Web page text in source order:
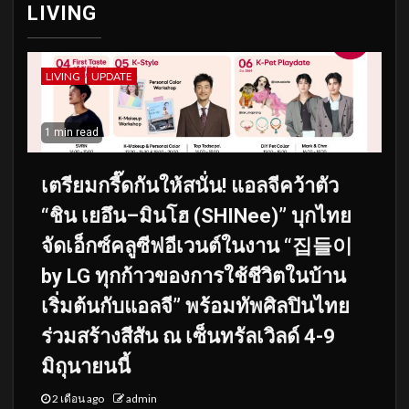
LIVING
LIVING UPDATE
1 min read
เตรียมกรี๊ดกันให้สนั่น! แอลจีคว้าตัว
“ชิน เยอึน–มินโฮ (SHINee)” บุกไทย
จัดเอ็กซ์คลูซีฟอีเวนต์ในงาน “집들이
by LG ทุกก้าวของการใช้ชีวิตในบ้าน
เริ่มต้นกับแอลจี” พร้อมทัพศิลปินไทย
ร่วมสร้างสีสัน ณ เซ็นทรัลเวิลด์ 4-9
มิถุนายนนี้
2 เดือน ago admin